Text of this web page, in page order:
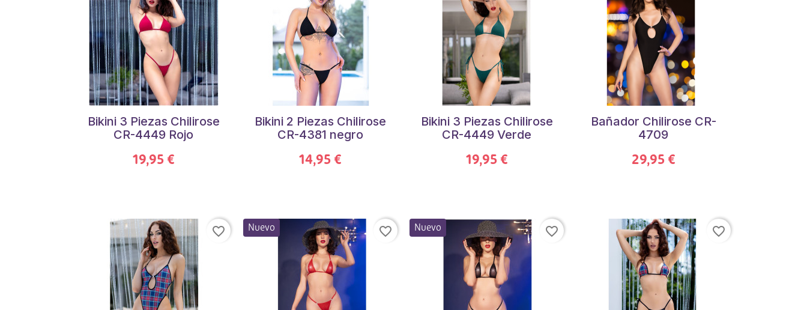
Bikini 3 Piezas Chilirose
CR-4449 Rojo
19,95 €
Bikini 2 Piezas Chilirose
CR-4381 negro
14,95 €
Bikini 3 Piezas Chilirose
CR-4449 Verde
19,95 €
Bañador Chilirose CR-
4709
29,95 €
favorite_border Nuevo favorite_border Nuevo favorite_border favorite_border